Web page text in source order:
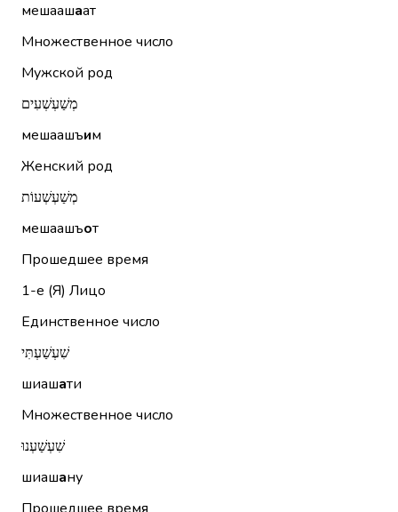
мешаашаат
Множественное число
Мужской род
מְשַׁעְשְׁעִים
мешаашъим
Женский род
מְשַׁעְשְׁעוֹת
мешаашъот
Прошедшее время
1-е (Я) Лицо
Единственное число
שִׁעְשַׁעְתִּי
шиашати
Множественное число
שִׁעְשַׁעְנוּ
шиашану